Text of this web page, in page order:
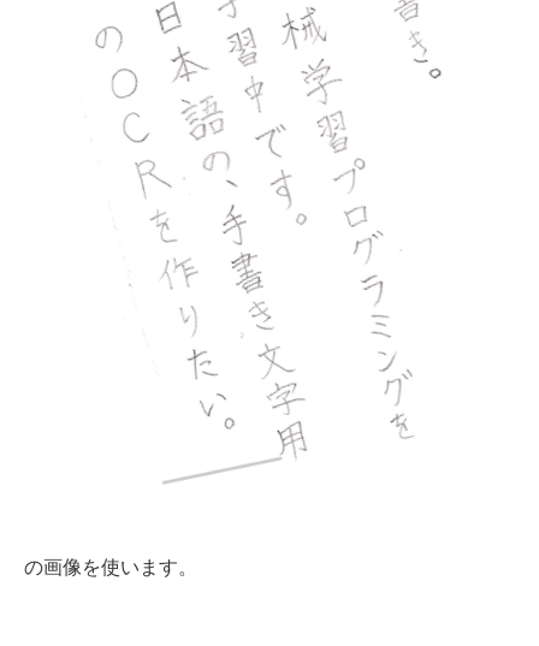
の画像を使います。